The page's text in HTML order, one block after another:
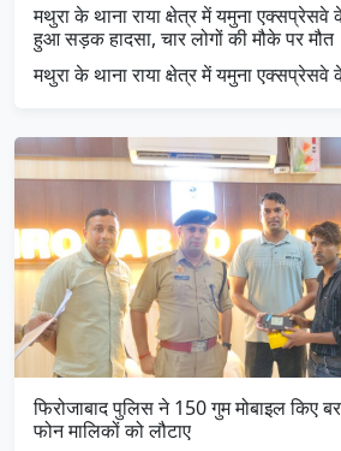
मथुरा के थाना राया क्षेत्र में यमुना
हुआ सड़क हादसा, चार लोगों की मौके पर मौत
मथुरा के थाना राया क्षेत्र में यमुना
फिरोजाबाद पुलिस ने 150 गुम मोबाइल किए
फोन मालिकों को लौटाए